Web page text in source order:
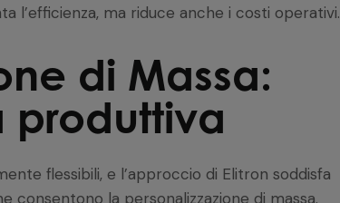
l’efficienza, ma riduce anche i costi operativi.
di Massa:
produttiva
flessibili, e l’approccio di Elitron soddisfa
consentono la personalizzazione di massa.